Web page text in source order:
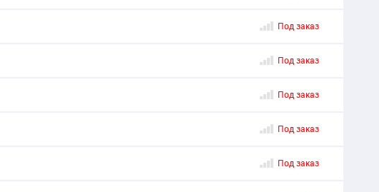
Под заказ
Под заказ
Под заказ
Под заказ
Под заказ